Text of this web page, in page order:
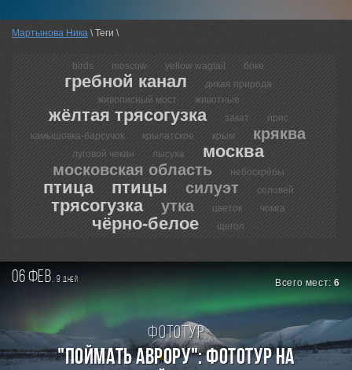
Мартынова Ника \ Теги \
birds moscow yellow wagtail боке
гребной канал
дикая природа
живописный мост
животные
жёлтая трясогузка закат
ирис
камышовка-барсучок
крылатское крым кряква
луговой чекан лысуха москва
московская область небоскрёбы
птица птицы силуэт соловей
трясогузка утка цветок чомга
чёрно-белое щегол
06 фев. 9дней Всего мест:6
Фототур
"Поймать Аврору": фототур на